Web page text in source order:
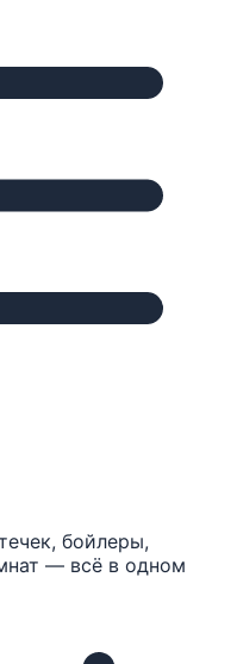
бойлеры,
— всё в одном